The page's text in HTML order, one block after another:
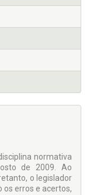
normativa
de 2009. Ao
o legislador
os erros e acertos,